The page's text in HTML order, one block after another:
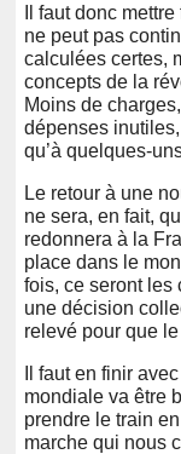
Il faut donc
ne peut pas
calculées certes,
concepts de la
Moins de
dépenses
qu’à quelques-
Le retour à une
ne sera, en fait,
redonnera à la
place dans le
fois, ce seront les
une décision
relevé pour que
Il faut en finir
mondiale va être
prendre le train
marche qui nous